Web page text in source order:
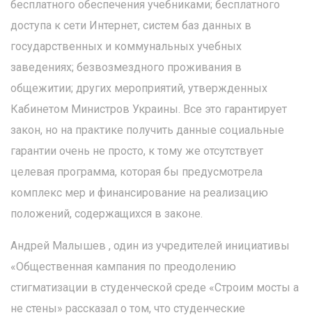
бесплатного обеспечения учебниками; бесплатного
доступа к сети Интернет, систем баз данных в
государственных и коммунальных учебных
заведениях; безвозмездного проживания в
общежитии; других мероприятий, утвержденных
Кабинетом Министров Украины. Все это гарантирует
закон, но на практике получить данные социальные
гарантии очень не просто, к тому же отсутствует
целевая программа, которая бы предусмотрела
комплекс мер и финансирование на реализацию
положений, содержащихся в законе.
Андрей Малышев , один из учредителей инициативы
«Общественная кампания по преодолению
стигматизации в студенческой среде «Строим мосты а
не стены» рассказал о том, что студенческие